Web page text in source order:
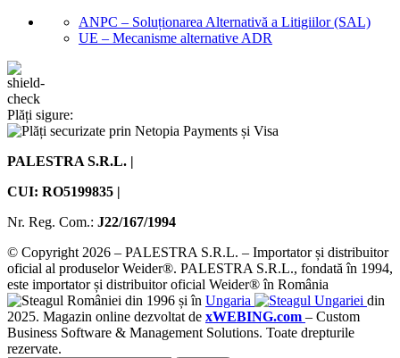
ANPC – Soluționarea Alternativă a Litigiilor (SAL)
UE – Mecanisme alternative ADR
Plăți sigure:
PALESTRA S.R.L. |
CUI: RO5199835 |
Nr. Reg. Com.: J22/167/1994
© Copyright 2026 – PALESTRA S.R.L. – Importator și distribuitor
oficial al produselor Weider®. PALESTRA S.R.L., fondată în 1994,
este importator și distribuitor oficial Weider® în România
din 1996 și în Ungaria
din
2025. Magazin online dezvoltat de xWEBING.com – Custom
Business Software & Management Solutions. Toate drepturile
rezervate.